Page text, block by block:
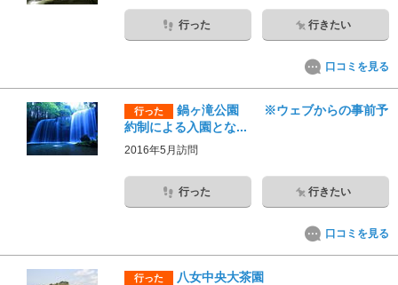
行った 行きたい
口コミを見る
行った
鍋ヶ滝公園 ※ウェブからの事前予
約制による入園とな...
2016年5月訪問
行った 行きたい
口コミを見る
行った 八女中央大茶園